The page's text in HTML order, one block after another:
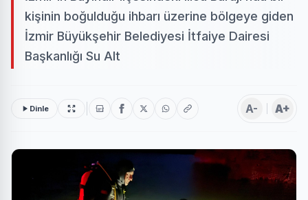
kişinin boğulduğu ihbarı üzerine bölgeye giden
İzmir Büyükşehir Belediyesi İtfaiye Dairesi
Başkanlığı Su Alt
Dinle A- A+